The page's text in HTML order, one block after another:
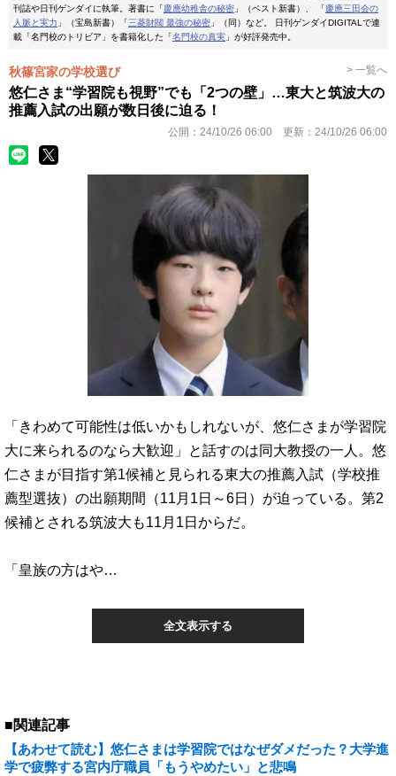
刊誌や日刊ゲンダイに執筆。著書に「慶應幼稚舎の秘密 」（ベスト新書）、 「慶應三田会の
人脈と実力 」（宝島新書）「三菱財閥 最強の秘密 」（同）など。 日刊ゲンダイDIGITALで連
載「名門校のトリビア」を書籍化した「名門校の真実 」が好評発売中。
秋篠宮家の学校選び > 一覧へ
悠仁さま“学習院も視野”でも「2つの壁」…東大と筑波大の
推薦入試の出願が数日後に迫る！
公開： 24/10/26 06:00 更新： 24/10/26 06:00
「きわめて可能性は低いかもしれないが、悠仁さまが学習院
大に来られるのなら大歓迎」と話すのは同大教授の一人。悠
仁さまが目指す第1候補と見られる東大の推薦入試（学校推
薦型選抜）の出願期間（11月1日～6日）が迫っている。第2
候補とされる筑波大も11月1日からだ。
「皇族の方はや…
全文表示する
■関連記事
【あわせて読む】悠仁さまは学習院ではなぜダメだった？大学進
学で疲弊する宮内庁職員「もうやめたい」と悲鳴